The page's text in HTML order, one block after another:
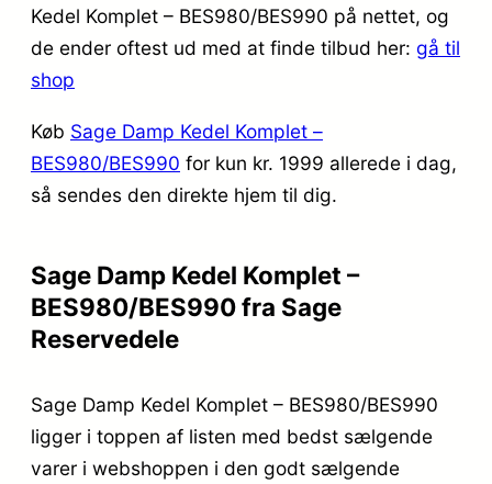
Kedel Komplet – BES980/BES990 på nettet, og
de ender oftest ud med at finde tilbud her: gå til
shop
Køb Sage Damp Kedel Komplet –
BES980/BES990 for kun kr. 1999 allerede i dag,
så sendes den direkte hjem til dig.
Sage Damp Kedel Komplet –
BES980/BES990 fra Sage
Reservedele
Sage Damp Kedel Komplet – BES980/BES990
ligger i toppen af listen med bedst sælgende
varer i webshoppen i den godt sælgende